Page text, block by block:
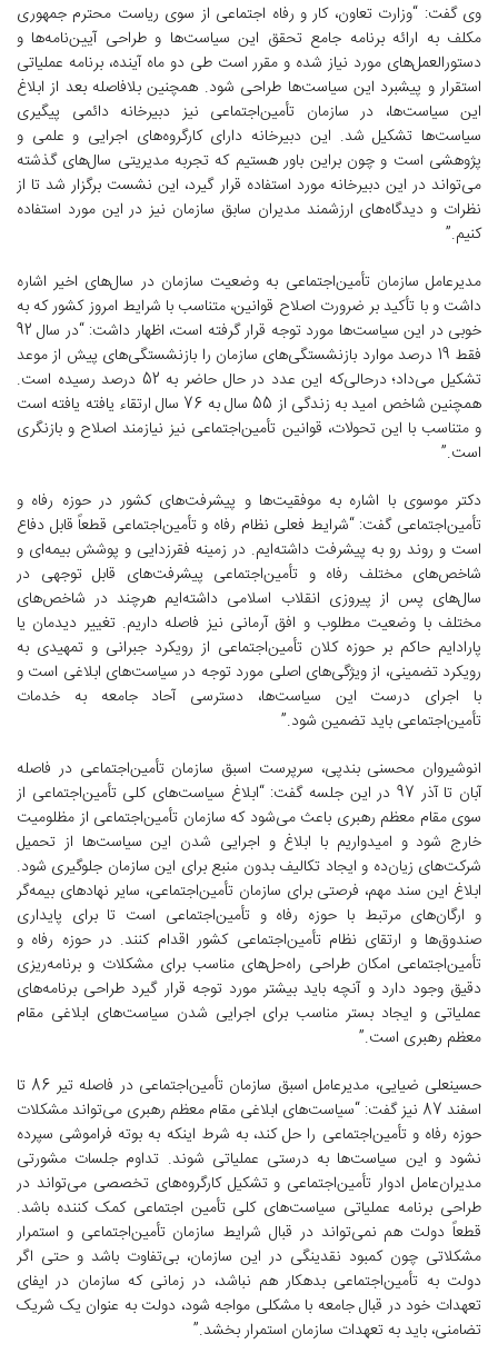
وی گفت: “وزارت تعاون، کار و رفاه اجتماعی از سوی ریاست محترم جمهوری
مکلف به ارائه برنامه جامع تحقق این سیاست‌ها و طراحی آیین‌نامه‌ها و
دستورالعمل‌های مورد نیاز شده و مقرر است طی دو ماه آینده، برنامه عملیاتی
استقرار و پیشبرد این سیاست‌ها طراحی ‌شود. همچنین بلافاصله بعد از ابلاغ
این سیاست‌ها، در سازمان تأمین‌اجتماعی نیز دبیرخانه دائمی پیگیری
سیاست‌ها تشکیل شد. این دبیرخانه دارای کارگروه‌های اجرایی و علمی و
پژوهشی است و چون براین باور هستیم که تجربه مدیریتی سال‌های گذشته
می‌تواند در این دبیرخانه مورد استفاده قرار گیرد، این نشست برگزار شد تا از
نظرات و دیدگاه‌های ارزشمند مدیران سابق سازمان نیز در این مورد استفاده
کنیم.”
مدیرعامل سازمان تأمین‌اجتماعی به وضعیت سازمان در سال‌های اخیر اشاره
داشت و با تأکید بر ضرورت اصلاح قوانین، متناسب با شرایط امروز کشور که به
خوبی در این سیاست‌ها مورد توجه قرار گرفته است، اظهار داشت: “در سال 92
فقط 19 درصد موارد بازنشستگی‌های سازمان را بازنشستگی‌های پیش از موعد
تشکیل می‌داد؛ درحالی‌که این عدد در حال حاضر به 52 درصد رسیده است.
همچنین شاخص امید به زندگی از 55 سال به 76 سال ارتقاء یافته یافته است
و متناسب با این تحولات، قوانین تأمین‌اجتماعی نیز نیازمند اصلاح و بازنگری
است.”
دکتر موسوی با اشاره به موفقیت‌ها و پیشرفت‌های کشور در حوزه رفاه و
تأمین‌اجتماعی گفت: “شرایط فعلی نظام رفاه و تأمین‌اجتماعی قطعاً قابل دفاع
است و روند رو به پیشرفت داشته‌ایم. در زمینه فقرزدایی و پوشش بیمه‌ای و
شاخص‌های مختلف رفاه و تأمین‌اجتماعی پیشرفت‌های قابل توجهی در
سال‌های پس از پیروزی انقلاب اسلامی داشته‌ایم هرچند در شاخص‌های
مختلف با وضعیت مطلوب و افق آرمانی نیز فاصله داریم. تغییر دیدمان یا
پارادایم حاکم بر حوزه کلان تأمین‌اجتماعی از رویکرد جبرانی و تمهیدی به
رویکرد تضمینی، از ویژگی‌های اصلی مورد توجه در سیاست‌های ابلاغی است و
با اجرای درست این سیاست‌ها، دسترسی آحاد جامعه به خدمات
تأمین‌اجتماعی باید تضمین شود.”
انوشیروان محسنی بند‌پی، سرپرست اسبق سازمان تأمین‌اجتماعی در فاصله
آبان تا آذر 97 در این جلسه گفت: “ابلاغ سیاست‌های کلی تأمین‌اجتماعی از
سوی مقام معظم رهبری باعث می‌شود که سازمان تأمین‌اجتماعی از مظلومیت
خارج شود و امیدواریم با ابلاغ و اجرایی شدن این سیاست‌ها از تحمیل
شرکت‌های زیان‌ده و ایجاد تکالیف بدون منبع برای این سازمان جلوگیری شود.
ابلاغ این سند مهم، فرصتی برای سازمان تأمین‌اجتماعی، سایر نهادهای بیمه‌گر
و ارگان‌های مرتبط با حوزه رفاه و تأمین‌اجتماعی است تا برای پایداری
صندوق‌ها و ارتقای نظام تأمین‌اجتماعی کشور اقدام کنند. در حوزه رفاه و
تأمین‌اجتماعی امکان طراحی راه‌حل‌های مناسب برای مشکلات و برنامه‌ریزی
دقیق وجود دارد و آنچه باید بیشتر مورد توجه قرار گیرد طراحی برنامه‌های
عملیاتی و ایجاد بستر مناسب برای اجرایی شدن سیاست‌های ابلاغی مقام
معظم رهبری است.”
حسینعلی ضیایی، مدیرعامل اسبق سازمان تأمین‌اجتماعی در فاصله تیر 86 تا
اسفند 87 نیز گفت: “سیاست‌های ابلاغی مقام معظم رهبری می‌تواند مشکلات
حوزه رفاه و تأمین‌اجتماعی را حل کند، به شرط اینکه به بوته فراموشی سپرده
نشود و این سیاست‌ها به درستی عملیاتی شوند. تداوم جلسات مشورتی
مدیران‌عامل ادوار تأمین‌اجتماعی و تشکیل کارگروه‌های تخصصی می‌تواند در
طراحی برنامه عملیاتی سیاست‌های کلی تأمین اجتماعی کمک کننده باشد.
قطعاً دولت هم نمی‌تواند در قبال شرایط سازمان تأمین‌اجتماعی و استمرار
مشکلاتی چون کمبود نقدینگی در این سازمان، بی‌تفاوت باشد و حتی اگر
دولت به تأمین‌اجتماعی بدهکار هم نباشد، در زمانی که سازمان در ایفای
تعهدات خود در قبال جامعه با مشکلی مواجه شود، دولت به عنوان یک شریک
تضامنی، باید به تعهدات سازمان استمرار بخشد.”